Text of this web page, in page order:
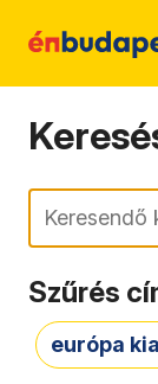
Keresés
Szűrés
európa